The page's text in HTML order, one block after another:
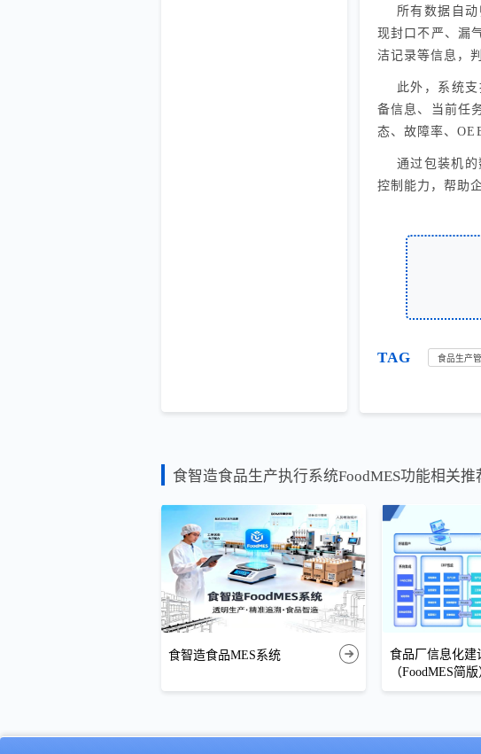
所有数据自
现封口不严、漏
洁记录等信息，
此外，系统
备信息、当前任
态、故障率、
通过包装机
控制能力，帮助
TAG 食品生产
食智造食品生产执行系统FoodMES功能相关推
食智造食品MES系统
食品厂信息化建
（FoodMES简